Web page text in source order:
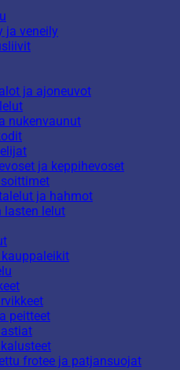
ja veneily
ja ajoneuvot
nukenvaunut
ja keppihevoset
ja hahmot
lasten lelut
peitteet
frotee ja patjansuojat